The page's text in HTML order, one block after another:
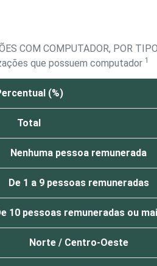
COM COMPUTADOR, POR
que possuem computador 1
(%)
Total
Nenhuma pessoa remunerada
De 1 a 9 pessoas remuneradas
10 pessoas remuneradas ou
Norte / Centro-Oeste